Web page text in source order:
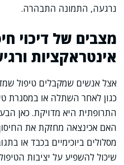
נרגעה, התמונה התבהרה.
מצבים של דיכוי
אינטראקציות
אצל אנשים שמקבלים טיפול
כגון לאחר השתלה או במסגרת
התרופתית היא מדויקת. כאן
האם אכינצאה מחזקת את
מסלולים ביוכימיים בכבד או
שיכול להשפיע על יציבות